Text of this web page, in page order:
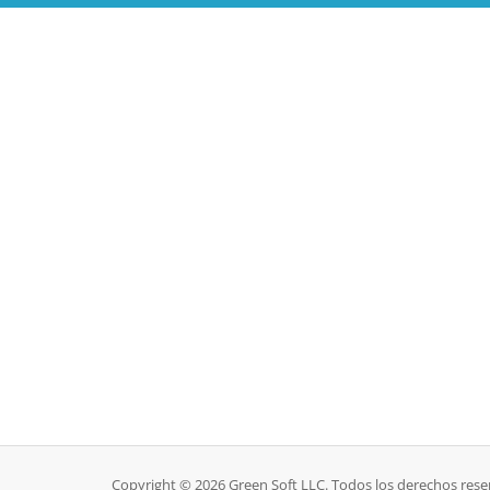
Copyright © 2026 Green Soft LLC. Todos los derechos